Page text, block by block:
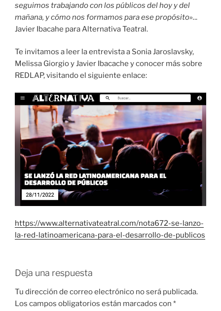
seguimos trabajando con los públicos del hoy y del
mañana, y cómo nos formamos para ese propósito»...
Javier Ibacahe para Alternativa Teatral.
Te invitamos a leer la entrevista a Sonia Jaroslavsky,
Melissa Giorgio y Javier Ibacache y conocer más sobre
REDLAP, visitando el siguiente enlace:
https://www.alternativateatral.com/nota672-se-lanzo-
la-red-latinoamericana-para-el-desarrollo-de-publicos
Deja una respuesta
Tu dirección de correo electrónico no será publicada.
Los campos obligatorios están marcados con *